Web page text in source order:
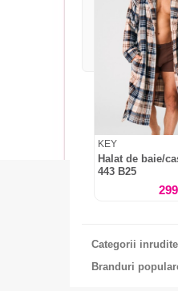
KEY
Halat de baie/
443 B25
Categorii
Branduri